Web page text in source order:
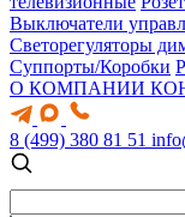
Выключатели
Светорегуляторы
Суппорты/Коробки
О КОМПАНИИ
8 (499) 380 81 51